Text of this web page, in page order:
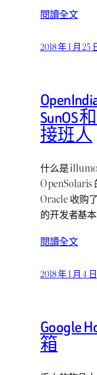
閱讀全文
2018 年 1 月 25
SunOS
接班人
什么是
OpenSolaris
Oracle 收购
的开发者基
閱讀全文
2018 年 1 月 4 日
Google
箱